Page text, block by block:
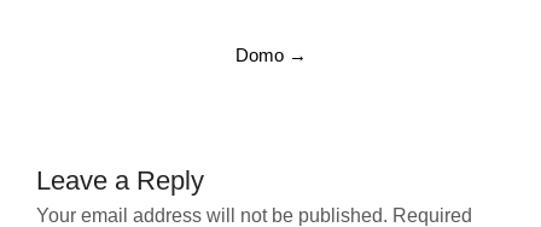
Domo →
Leave a Reply
Your email address will not be published. Required